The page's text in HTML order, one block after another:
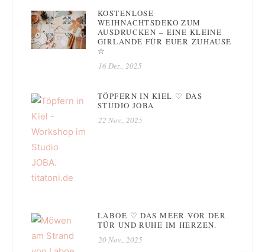
KOSTENLOSE
WEIHNACHTSDEKO ZUM
AUSDRUCKEN – EINE KLEINE
GIRLANDE FÜR EUER ZUHAUSE
☆
16 Dez., 2025
TÖPFERN IN KIEL ♡ DAS
STUDIO JOBA
22 Nov., 2025
LABOE ♡ DAS MEER VOR DER
TÜR UND RUHE IM HERZEN.
20 Nov., 2025